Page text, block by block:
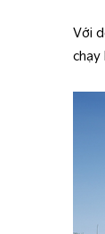
Với
chạy